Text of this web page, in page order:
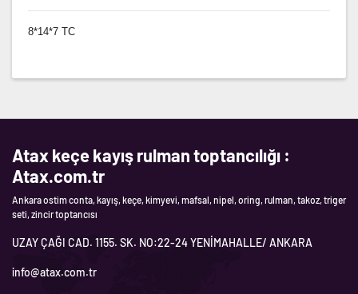
8*14*7 TC
Atax keçe kayış rulman toptancılığı :
Atax.com.tr
Ankara ostim conta, kayış, keçe, kimyevi, mafsal, nipel, oring, rulman, takoz, triger
seti, zincir toptancısı
UZAY ÇAĞI CAD. 1155. SK. NO:22-24 YENİMAHALLE/ ANKARA
info@atax.com.tr